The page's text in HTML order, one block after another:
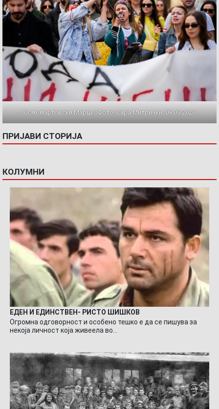
Осмомартовски Марш / Фото: Сара Митрички, 08.03.2026
ПРИЈАВИ СТОРИЈА
КОЛУМНИ
ЕДЕН И ЕДИНСТВЕН- РИСТО ШИШКОВ
Огромна одговорност и особено тешко е да се пишува за
некоја личност која живеела во…